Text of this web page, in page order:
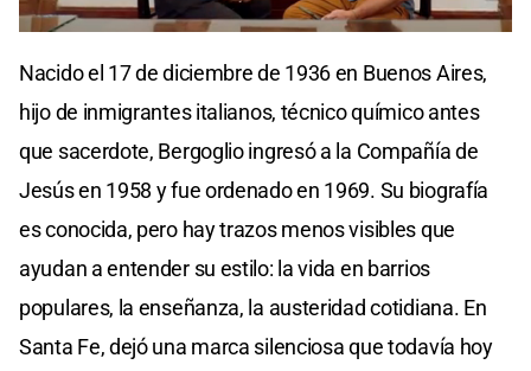
of
seconds
Nacido el 17 de diciembre de 1936 en Buenos Aires,
hijo de inmigrantes italianos, técnico químico antes
que sacerdote, Bergoglio ingresó a la Compañía de
Jesús en 1958 y fue ordenado en 1969. Su biografía
es conocida, pero hay trazos menos visibles que
ayudan a entender su estilo: la vida en barrios
populares, la enseñanza, la austeridad cotidiana. En
Santa Fe, dejó una marca silenciosa que todavía hoy